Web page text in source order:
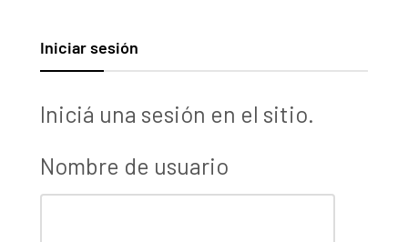
Iniciar sesión
Iniciá una sesión en el sitio.
Nombre de usuario